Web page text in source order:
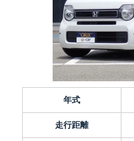
年式
走行距離